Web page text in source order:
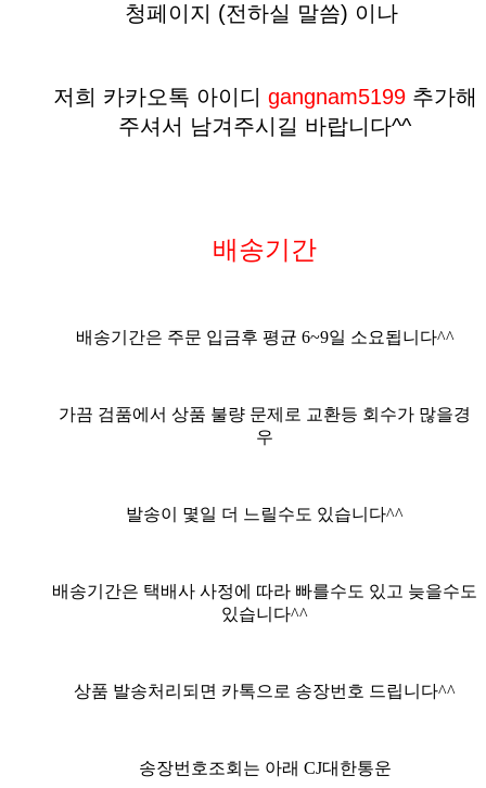
청페이지 (전하실 말씀) 이나
저희 카카오톡 아이디 gangnam5199추가해
주셔서 남겨주시길 바랍니다^^
배송기간
배송기간은 주문 입금후 평균 6~9일 소요됩니다^^
가끔 검품에서 상품 불량 문제로 교환등 회수가 많을경
우
발송이 몇일 더 느릴수도 있습니다^^
배송기간은 택배사 사정에 따라 빠를수도 있고 늦을수도
있습니다^^
상품 발송처리되면 카톡으로 송장번호 드립니다^^
송장번호조회는 아래 CJ대한통운